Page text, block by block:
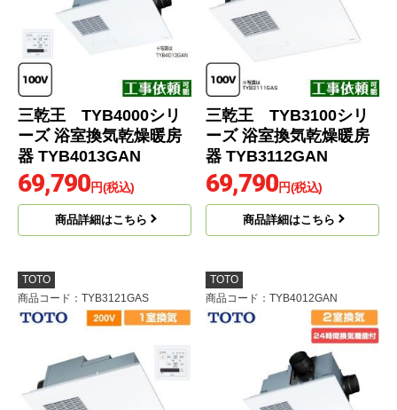
三乾王 TYB4000シリ
ーズ 浴室換気乾燥暖房
器 TYB4013GAN
69,790円(税込)
商品詳細はこちら
三乾王 TYB3100シリ
ーズ 浴室換気乾燥暖房
器 TYB3112GAN
69,790円(税込)
商品詳細はこちら
TOTO
商品コード ：TYB3121GAS
TOTO
商品コード ：TYB4012GAN